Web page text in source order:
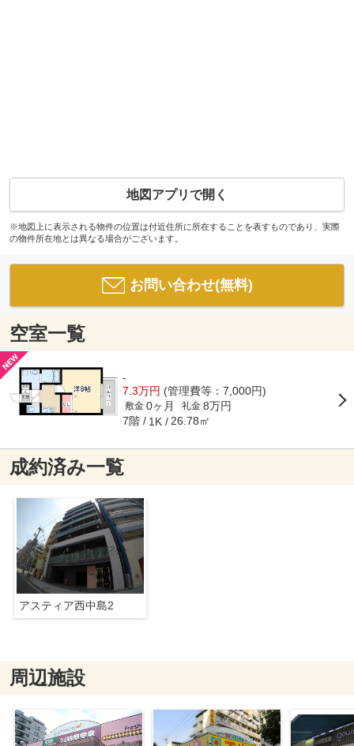
地図アプリで開く
※地図上に表示される物件の位置は付近住所に所在することを表すものであり、実際
の物件所在地とは異なる場合がございます。
お問い合わせ(無料)
空室一覧
-
7.3万円 (管理費等：7,000円)
敷金 0ヶ月 礼金 8万円
7階 1K 26.78㎡
成約済み一覧
アスティア西中島2
周辺施設